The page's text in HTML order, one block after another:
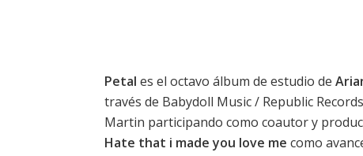
Petal es el octavo álbum de estudio de
través de Babydoll Music / Republic
Martin participando como coautor y
Hate that i made you love me como